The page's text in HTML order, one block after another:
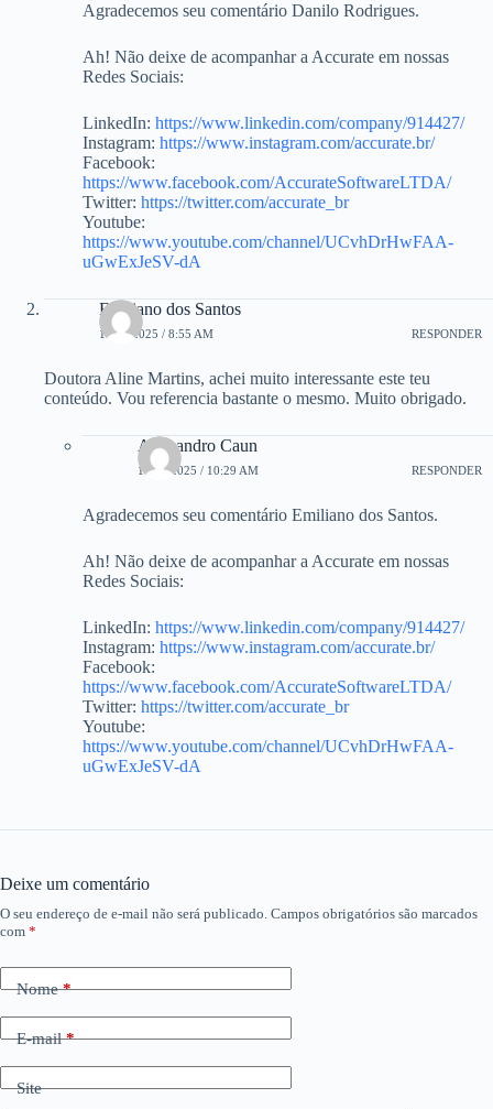
Agradecemos seu comentário Danilo Rodrigues.
Ah! Não deixe de acompanhar a Accurate em nossas
Redes Sociais:
LinkedIn: https://www.linkedin.com/company/914427/
Instagram: https://www.instagram.com/accurate.br/
Facebook:
https://www.facebook.com/AccurateSoftwareLTDA/
Twitter: https://twitter.com/accurate_br
Youtube:
https://www.youtube.com/channel/UCvhDrHwFAA-
uGwExJeSV-dA
Emiliano dos Santos
18/06/2025 / 8:55 AM RESPONDER
Doutora Aline Martins, achei muito interessante este teu
conteúdo. Vou referencia bastante o mesmo. Muito obrigado.
Alessandro Caun
18/06/2025 / 10:29 AM RESPONDER
Agradecemos seu comentário Emiliano dos Santos.
Ah! Não deixe de acompanhar a Accurate em nossas
Redes Sociais:
LinkedIn: https://www.linkedin.com/company/914427/
Instagram: https://www.instagram.com/accurate.br/
Facebook:
https://www.facebook.com/AccurateSoftwareLTDA/
Twitter: https://twitter.com/accurate_br
Youtube:
https://www.youtube.com/channel/UCvhDrHwFAA-
uGwExJeSV-dA
Deixe um comentário
O seu endereço de e-mail não será publicado. Campos obrigatórios são marcados
com *
Nome*
E-mail*
Site